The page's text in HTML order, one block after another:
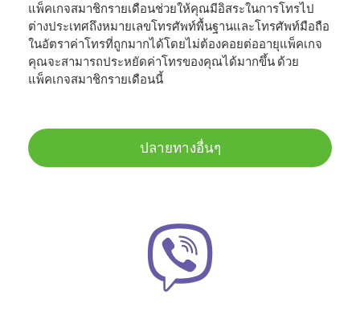
แพ็คเกจสมาชิกรายเดือนช่วยให้คุณมีอิสระในการโทรไป
ต่างประเทศถึงหมายเลขโทรศัพท์พื้นฐานและโทรศัพท์มือถือ
ในอัตราค่าโทรที่ถูกมากได้โดยไม่ต้องคอยต่ออายุแพ็คเกจ
คุณจะสามารถประหยัดค่าโทรของคุณได้มากขึ้น ด้วย
แพ็คเกจสมาชิกรายเดือนนี้
ปลายทางอื่นๆ